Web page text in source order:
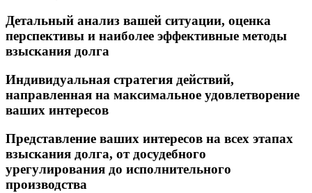
Детальный анализ вашей ситуации, оценка
перспективы и наиболее эффективные методы
взыскания долга
Индивидуальная стратегия действий,
направленная на максимальное удовлетворение
ваших интересов
Представление ваших интересов на всех этапах
взыскания долга, от досудебного
урегулирования до исполнительного
производства